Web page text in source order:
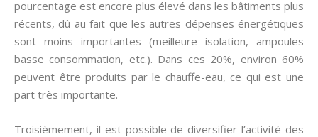
pourcentage est encore plus élevé dans les bâtiments plus
récents, dû au fait que les autres dépenses énergétiques
sont moins importantes (meilleure isolation, ampoules
basse consommation, etc.). Dans ces 20%, environ 60%
peuvent être produits par le chauffe-eau, ce qui est une
part très importante.
Troisièmement, il est possible de diversifier l’activité des